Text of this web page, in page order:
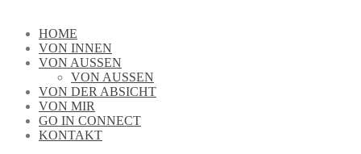
HOME
VON INNEN
VON AUSSEN
VON AUSSEN
VON DER ABSICHT
VON MIR
GO IN CONNECT
KONTAKT